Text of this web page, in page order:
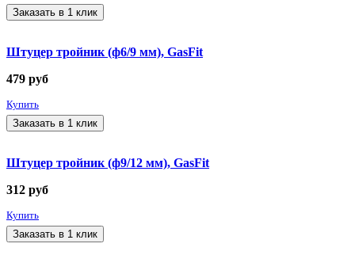
Заказать в 1 клик
Штуцер тройник (ф6/9 мм), GasFit
479 руб
Купить
Заказать в 1 клик
Штуцер тройник (ф9/12 мм), GasFit
312 руб
Купить
Заказать в 1 клик